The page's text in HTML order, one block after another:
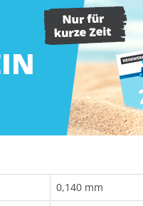
0,140 mm